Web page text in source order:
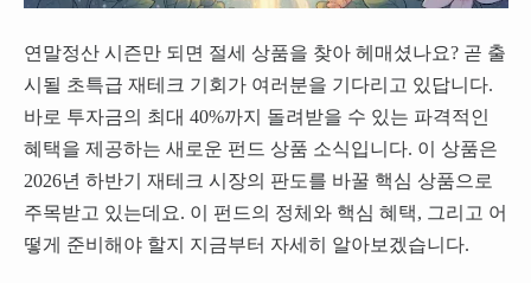
연말정산 시즌만 되면 절세 상품을 찾아 헤매셨나요? 곧 출
시될 초특급 재테크 기회가 여러분을 기다리고 있답니다.
바로 투자금의 최대 40%까지 돌려받을 수 있는 파격적인
혜택을 제공하는 새로운 펀드 상품 소식입니다. 이 상품은
2026년 하반기 재테크 시장의 판도를 바꿀 핵심 상품으로
주목받고 있는데요. 이 펀드의 정체와 핵심 혜택, 그리고 어
떻게 준비해야 할지 지금부터 자세히 알아보겠습니다.